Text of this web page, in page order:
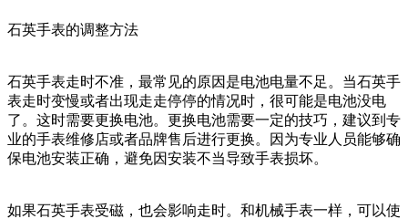
石英手表的调整方法
石英手表走时不准，最常见的原因是电池电量不足。当石英手
表走时变慢或者出现走走停停的情况时，很可能是电池没电
了。这时需要更换电池。更换电池需要一定的技巧，建议到专
业的手表维修店或者品牌售后进行更换。因为专业人员能够确
保电池安装正确，避免因安装不当导致手表损坏。
如果石英手表受磁，也会影响走时。和机械手表一样，可以使